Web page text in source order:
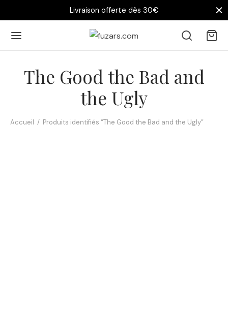
Livraison offerte dès 30€
The Good the Bad and
the Ugly
Accueil / Produits identifiés “The Good the Bad and the Ugly”